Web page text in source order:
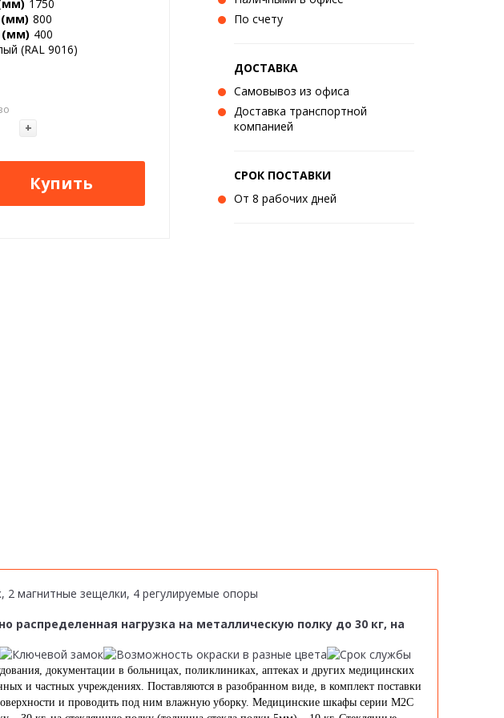
1750
800
(мм) 400
(RAL 9016)
+
Купить
По счету
ДОСТАВКА
Самовывоз из офиса
Доставка транспортной
компанией
СРОК ПОСТАВКИ
От 8 рабочих дней
2 магнитные зещелки, 4 регулируемые опоры
нагрузка на металлическую полку до 30 кг, на
документации в больницах, поликлиниках, аптеках и других медицинских
и частных учреждениях. Поставляются в разобранном виде, в комплект поставки
и проводить под ним влажную уборку. Медицинские шкафы серии М2С